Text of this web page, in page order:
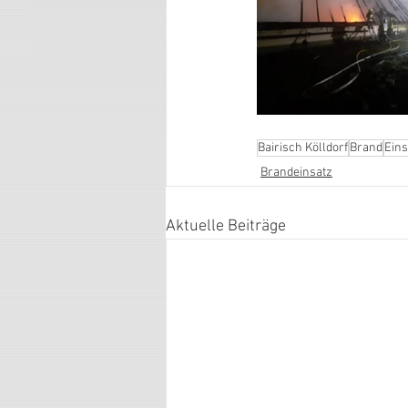
Bairisch KölldorfBrand
Brandeinsatz
Aktuelle Beiträge